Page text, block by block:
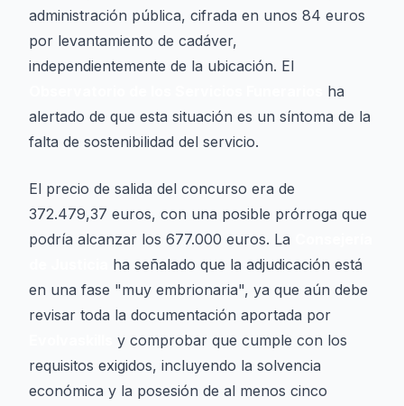
administración pública, cifrada en unos 84 euros
por levantamiento de cadáver,
independientemente de la ubicación. El
ha
alertado de que esta situación es un síntoma de la
falta de sostenibilidad del servicio.
El precio de salida del concurso era de
372.479,37 euros, con una posible prórroga que
podría alcanzar los 677.000 euros. La
ha señalado que la adjudicación está
en una fase "muy embrionaria", ya que aún debe
revisar toda la documentación aportada por
y comprobar que cumple con los
requisitos exigidos, incluyendo la solvencia
económica y la posesión de al menos cinco